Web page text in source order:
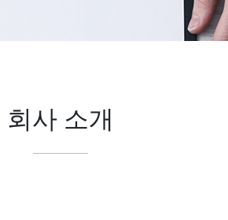
회사 소개